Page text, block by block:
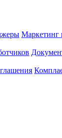
Маркетинг